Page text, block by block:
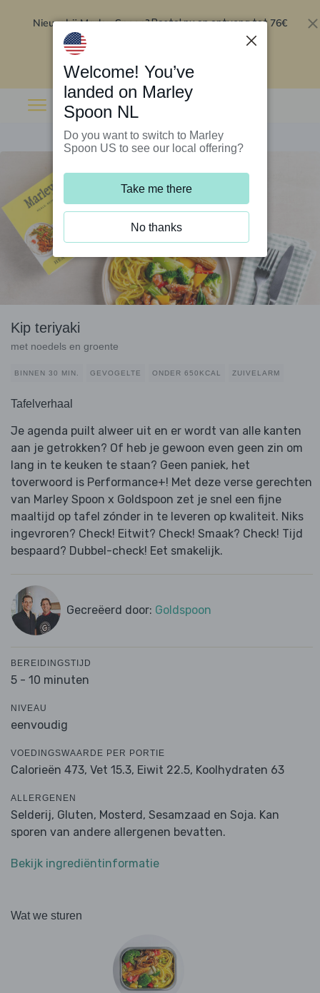
Nieuw bij Marley Spoon?Bestel nu en ontvang tot 76€
Kip teriyaki
met noedels en groente
BINNEN 30 MIN. GEVOGELTE ONDER 650KCAL ZUIVELARM
Tafelverhaal
Je agenda puilt alweer uit en er wordt van alle kanten
aan je getrokken? Of heb je gewoon even geen zin om
lang in te keuken te staan? Geen paniek, het
toverwoord is Performance+! Met deze verse gerechten
van Marley Spoon x Goldspoon zet je snel een fijne
maaltijd op tafel zónder in te leveren op kwaliteit. Niks
ingevroren? Check! Eitwit? Check! Smaak? Check! Tijd
bespaard? Dubbel-check! Eet smakelijk.
Gecreëerd door: Goldspoon
BEREIDINGSTIJD
5 - 10 minuten
NIVEAU
eenvoudig
VOEDINGSWAARDE PER PORTIE
Calorieën 473, Vet 15.3, Eiwit 22.5, Koolhydraten 63
ALLERGENEN
Selderij, Gluten, Mosterd, Sesamzaad en Soja. Kan
sporen van andere allergenen bevatten.
Bekijk ingrediëntinformatie
Wat we sturen
Welcome! You’ve
landed on Marley
Spoon NL
Do you want to switch to Marley
Spoon US to see our local offering?
Take me there
No thanks